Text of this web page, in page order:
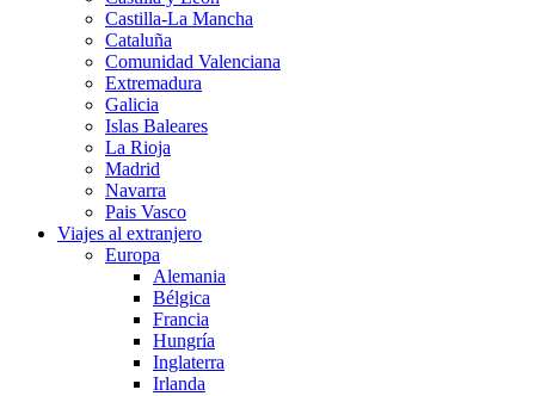
Castilla-La Mancha
Cataluña
Comunidad Valenciana
Extremadura
Galicia
Islas Baleares
La Rioja
Madrid
Navarra
Pais Vasco
Viajes al extranjero
Europa
Alemania
Bélgica
Francia
Hungría
Inglaterra
Irlanda